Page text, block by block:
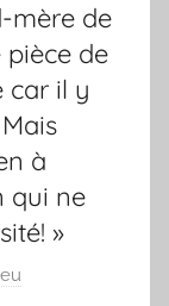
mère de
pièce de
car il y
à
qui ne
»